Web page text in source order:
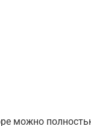
можно